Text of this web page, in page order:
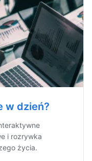
w dzień?
i rozrywka
życia.